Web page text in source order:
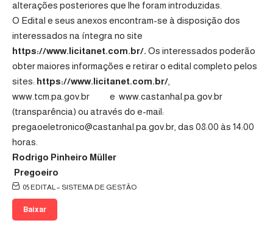
alterações posteriores que lhe foram introduzidas.
O Edital e seus anexos encontram-se à disposição dos
interessados na íntegra no site
https://www.licitanet.com.br/. Os interessados poderão
obter maiores informações e retirar o edital completo pelos
sites: https://www.licitanet.com.br/
www.tcm.pa.gov.br e www.castanhal.pa.gov.br
(transparência) ou através do e-mail:
pregaoeletronico@castanhal.pa.gov.br, das 08:00 às 14:00
horas.
Rodrigo Pinheiro Müller
Pregoeiro
05 EDITAL – SISTEMA DE GESTÃO
Baixar